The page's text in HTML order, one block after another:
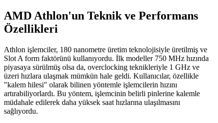
AMD Athlon'un Teknik ve Performans
Özellikleri
Athlon işlemciler, 180 nanometre üretim teknolojisiyle üretilmiş ve
Slot A form faktörünü kullanıyordu. İlk modeller 750 MHz hızında
piyasaya sürülmüş olsa da, overclocking teknikleriyle 1 GHz ve
üzeri hızlara ulaşmak mümkün hale geldi. Kullanıcılar, özellikle
"kalem hilesi" olarak bilinen yöntemle işlemcilerin hızını
artırabiliyorlardı. Bu yöntem, işlemcinin belirli pinlerine kalemle
müdahale edilerek daha yüksek saat hızlarına ulaşılmasını
sağlıyordu.